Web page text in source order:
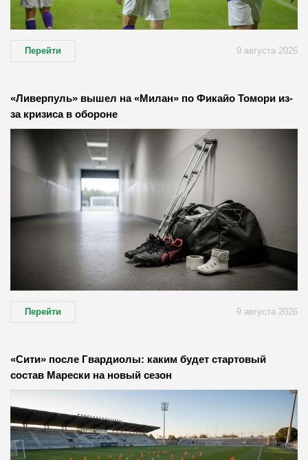
Перейти 9 августа 2026
«Ливерпуль» вышел на «Милан» по Фикайо Томори из-
за кризиса в обороне
Перейти 9 августа 2026
«Сити» после Гвардиолы: каким будет стартовый
состав Марески на новый сезон